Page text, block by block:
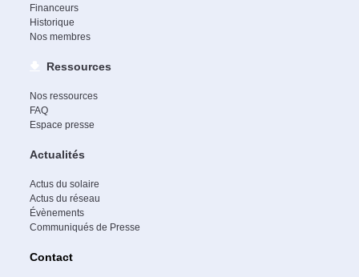
Financeurs
Historique
Nos membres
Ressources
Nos ressources
FAQ
Espace presse
Actualités
Actus du solaire
Actus du réseau
Évènements
Communiqués de Presse
Contact